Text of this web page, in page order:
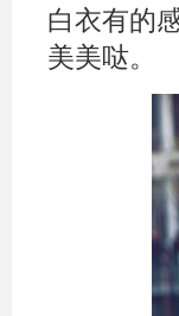
白衣有的
美美哒。